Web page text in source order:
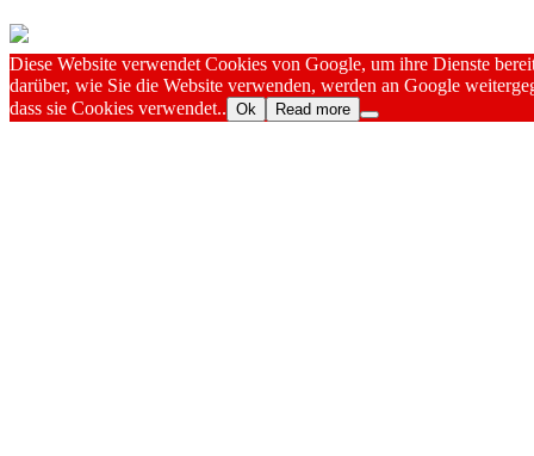
Diese Website verwendet Cookies von Google, um ihre Dienste
darüber, wie Sie die Website verwenden, werden an Google
dass sie Cookies verwendet.. Ok Read more